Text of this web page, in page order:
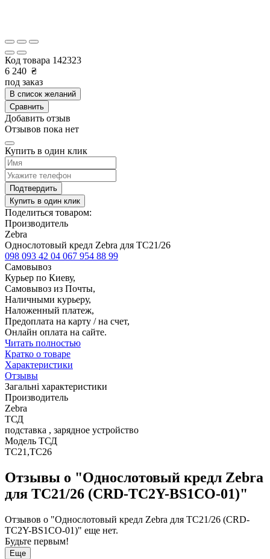
Код товара 142323
6 240 ₴
под заказ
В список желаний
Сравнить
Добавить отзыв
Отзывов пока нет
Купить в один клик
Подтвердить
Купить в один клик
Поделиться товаром:
Производитель
Zebra
Однослотовый кредл Zebra для TC21/26
098 093 42 04 067 954 88 99
Самовывоз
Курьер по Киеву,
Самовывоз из Почты,
Наличными курьеру,
Наложенный платеж,
Предоплата на карту / на счет,
Онлайн оплата на сайте.
Читать полностью
Кратко о товаре
Характеристики
Отзывы
Загальні характеристики
Производитель
Zebra
ТСД
подставка , зарядное устройство
Модель ТСД
TC21,TC26
Отзывы о "Однослотовый кредл Zebra
для TC21/26 (CRD-TC2Y-BS1CO-01)"
Отзывов о "Однослотовый кредл Zebra для TC21/26 (CRD-
TC2Y-BS1CO-01)" еще нет.
Будьте первым!
Еще